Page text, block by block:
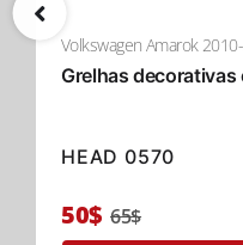
Volkswagen Amarok
Grelhas
HEAD 0570
50$ 65$